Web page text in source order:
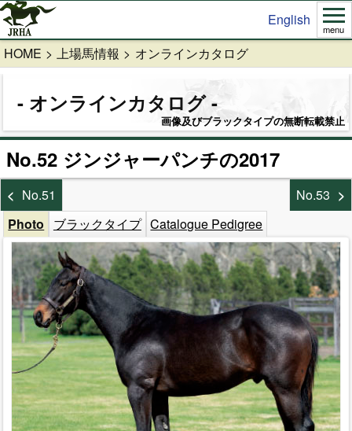
English
menu
HOME 上場馬情報 オンラインカタログ
オンラインカタログ
画像及びブラックタイプの無断転載禁止
No.52 ジンジャーパンチの2017
No.51
No.53
Photo
ブラックタイプ Catalogue Pedigree